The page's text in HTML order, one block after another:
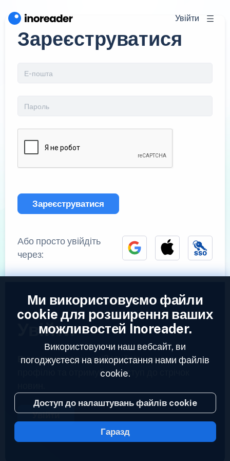
Увійти
Зареєструватися
Зареєструватися
Або просто увійдіть
через:
Увійти
Вже зареєстровані?Увійдіть до свого
профілю та отримуйте доступ до стрічок
Увійти
2023 © Inoreader
Ми використовуємо файли
cookie для розширення ваших
можливостей Inoreader.
Використовуючи наш вебсайт, ви
погоджуєтеся на використання нами файлів
cookie.
Доступ до налаштувань файлів cookie
Гаразд